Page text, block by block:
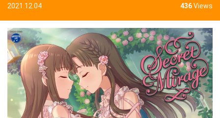
2021.12.04 436Views